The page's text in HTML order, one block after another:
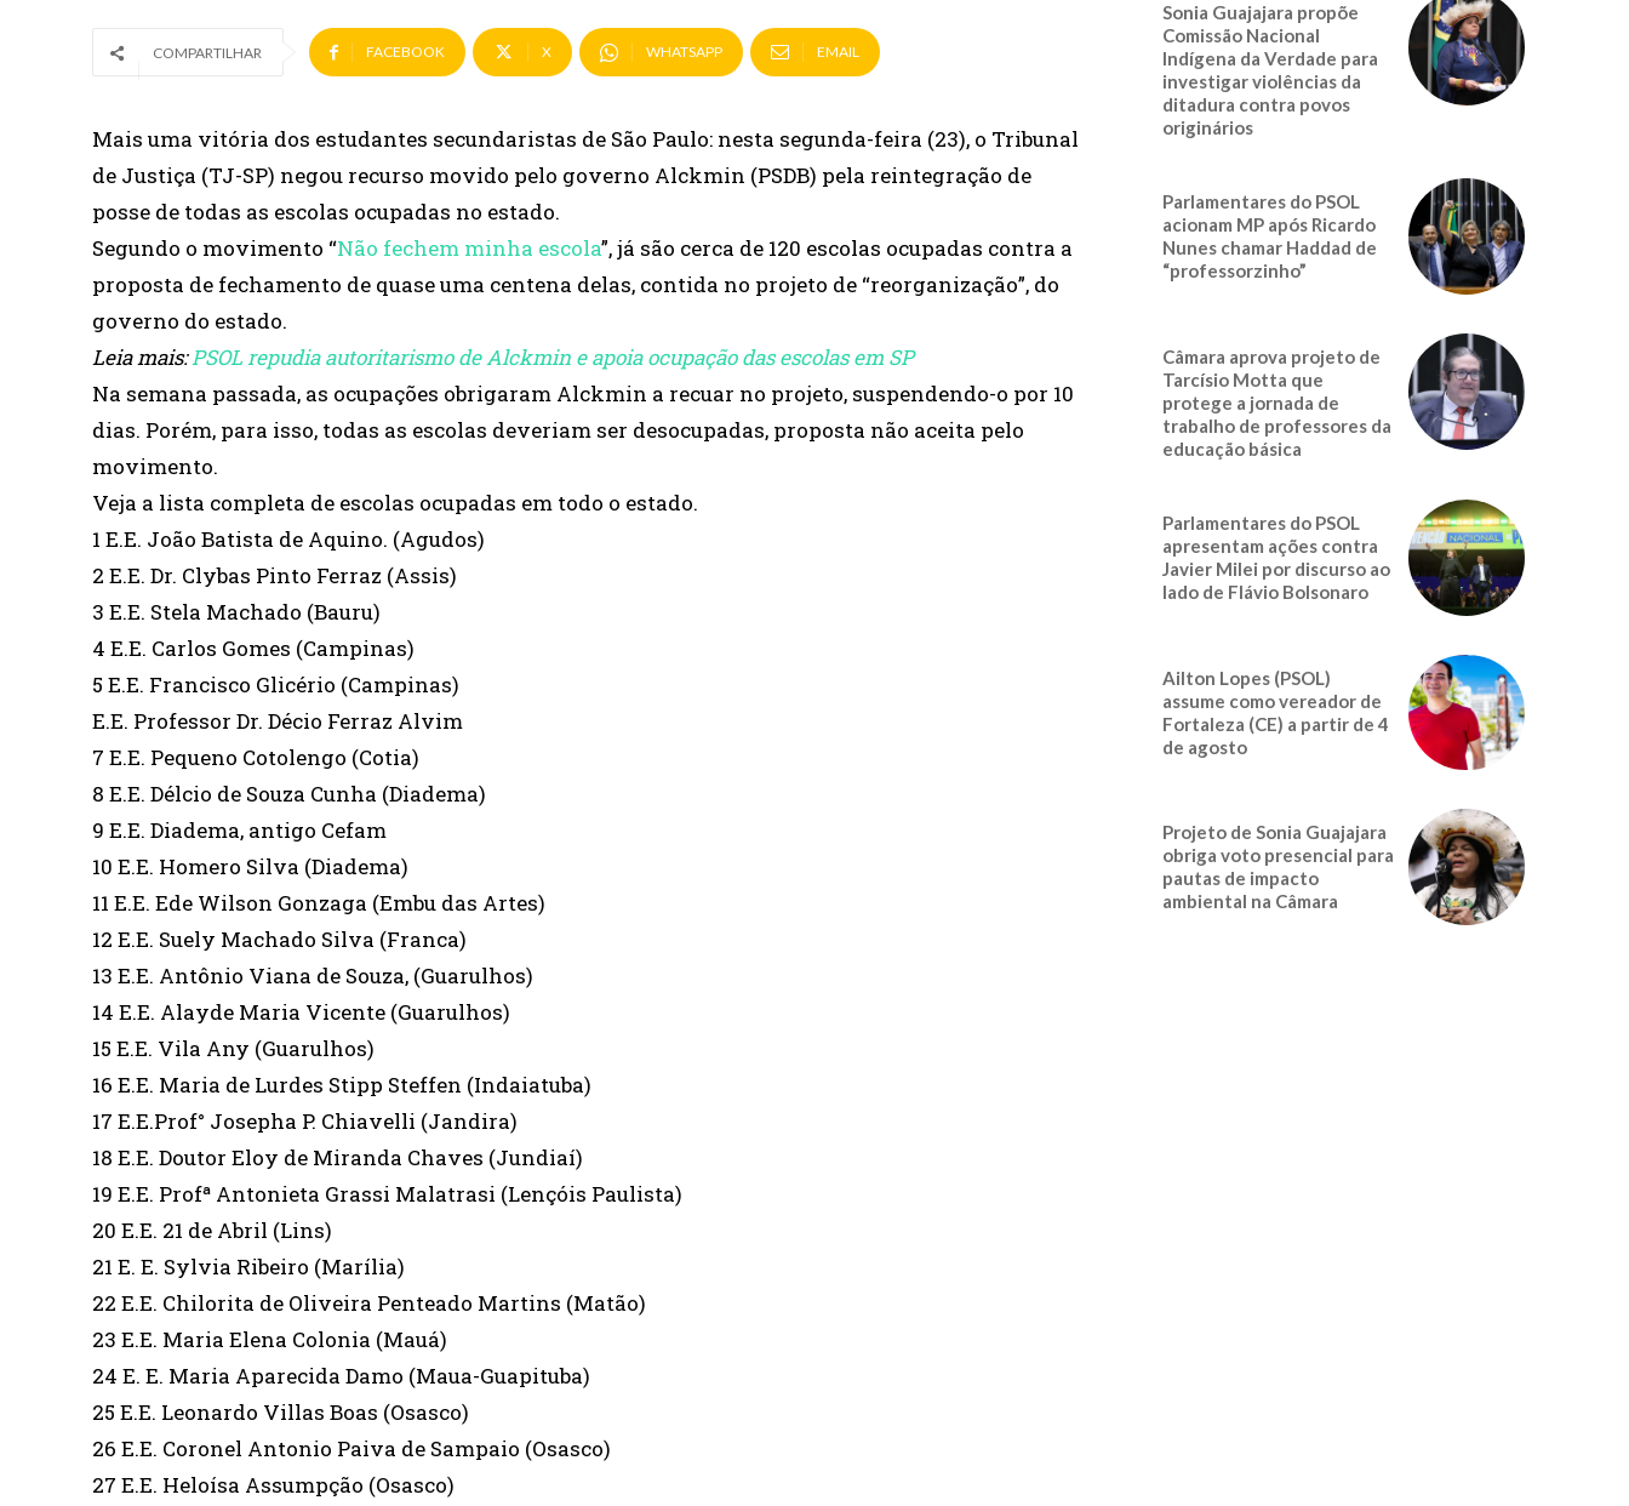
COMPARTILHAR FACEBOOK X WHATSAPP EMAIL
Mais uma vitória dos estudantes secundaristas de São Paulo: nesta segunda-feira (23), o Tribunal
de Justiça (TJ-SP) negou recurso movido pelo governo Alckmin (PSDB) pela reintegração de
posse de todas as escolas ocupadas no estado.
Segundo o movimento “Não fechem minha escola”, já são cerca de 120 escolas ocupadas contra a
proposta de fechamento de quase uma centena delas, contida no projeto de “reorganização”, do
governo do estado.
Leia mais:PSOL repudia autoritarismo de Alckmin e apoia ocupação das escolas em SP
Na semana passada, as ocupações obrigaram Alckmin a recuar no projeto, suspendendo-o por 10
dias. Porém, para isso, todas as escolas deveriam ser desocupadas, proposta não aceita pelo
movimento.
Veja a lista completa de escolas ocupadas em todo o estado.
1 E.E. João Batista de Aquino. (Agudos)
2 E.E. Dr. Clybas Pinto Ferraz (Assis)
3 E.E. Stela Machado (Bauru)
4 E.E. Carlos Gomes (Campinas)
5 E.E. Francisco Glicério (Campinas)
E.E. Professor Dr. Décio Ferraz Alvim
7 E.E. Pequeno Cotolengo (Cotia)
8 E.E. Délcio de Souza Cunha (Diadema)
9 E.E. Diadema, antigo Cefam
10 E.E. Homero Silva (Diadema)
11 E.E. Ede Wilson Gonzaga (Embu das Artes)
12 E.E. Suely Machado Silva (Franca)
13 E.E. Antônio Viana de Souza, (Guarulhos)
14 E.E. Alayde Maria Vicente (Guarulhos)
15 E.E. Vila Any (Guarulhos)
16 E.E. Maria de Lurdes Stipp Steffen (Indaiatuba)
17 E.E.Prof° Josepha P. Chiavelli (Jandira)
18 E.E. Doutor Eloy de Miranda Chaves (Jundiaí)
19 E.E. Profª Antonieta Grassi Malatrasi (Lençóis Paulista)
20 E.E. 21 de Abril (Lins)
21 E. E. Sylvia Ribeiro (Marília)
22 E.E. Chilorita de Oliveira Penteado Martins (Matão)
23 E.E. Maria Elena Colonia (Mauá)
24 E. E. Maria Aparecida Damo (Maua-Guapituba)
25 E.E. Leonardo Villas Boas (Osasco)
26 E.E. Coronel Antonio Paiva de Sampaio (Osasco)
27 E.E. Heloísa Assumpção (Osasco)
Sonia Guajajara propõe
Comissão Nacional
Indígena da Verdade para
investigar violências da
ditadura contra povos
originários
Parlamentares do PSOL
acionam MP após Ricardo
Nunes chamar Haddad de
“professorzinho”
Câmara aprova projeto de
Tarcísio Motta que
protege a jornada de
trabalho de professores da
educação básica
Parlamentares do PSOL
apresentam ações contra
Javier Milei por discurso ao
lado de Flávio Bolsonaro
Ailton Lopes (PSOL)
assume como vereador de
Fortaleza (CE) a partir de 4
de agosto
Projeto de Sonia Guajajara
obriga voto presencial para
pautas de impacto
ambiental na Câmara